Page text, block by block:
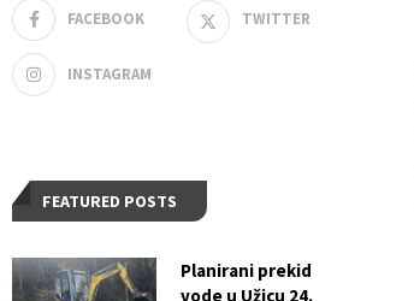
FACEBOOK TWITTER
INSTAGRAM
FEATURED POSTS
Planirani prekid
vode u Užicu 24.